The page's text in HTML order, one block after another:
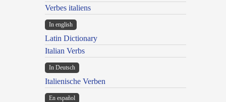
Verbes italiens
In english
Latin Dictionary
Italian Verbs
In Deutsch
Italienische Verben
En español